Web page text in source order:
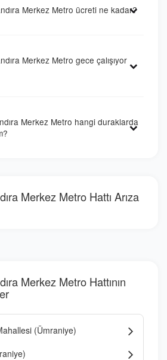
Merkez Metro ücreti ne kadar?
Merkez Metro gece çalışıyor
Merkez Metro hangi duraklarda
Merkez Metro Hattı Arıza
Merkez Metro Hattının
(Ümraniye)